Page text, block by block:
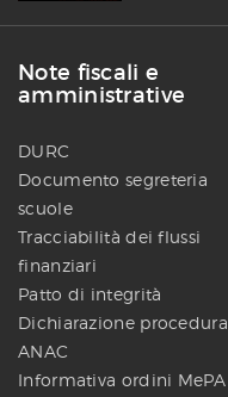
Note fiscali e
amministrative
DURC
Documento segreteria
scuole
Tracciabilità dei flussi
finanziari
Patto di integrità
Dichiarazione procedura
ANAC
Informativa ordini MePA